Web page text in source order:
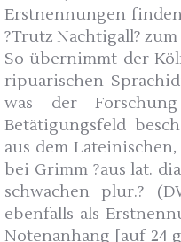
Erstnennungen
?Trutz Nachtigall?
So übernimmt der
ripuarischen
was der
Betätigungsfeld
aus dem
bei Grimm ?aus lat.
schwachen plur.?
ebenfalls als
Notenanhang [auf 24